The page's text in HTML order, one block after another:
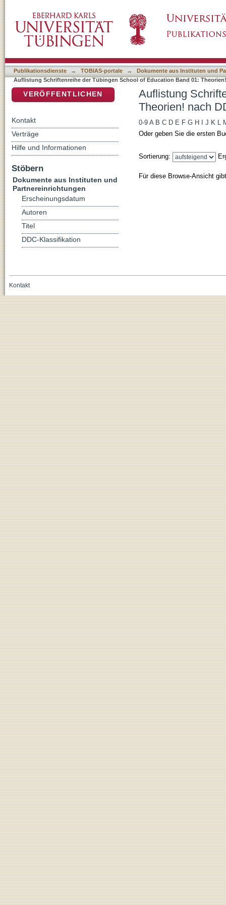
Klassifikation
Publikationsdienste → TOBIAS-portale →
Dokumente aus Instituten und
Auflistung Schriftenreihe der Tübingen School of Education Band 01:
Auflistung
Theorien! nach
0-9 A B C D E F G H J K L
Oder geben Sie die ersten
Sortierung:
Für diese Browse-Ansicht
VERÖFFENTLICHEN
Kontakt
Verträge
Hilfe und Informationen
Stöbern
Dokumente aus Instituten und
Partnereinrichtungen
Erscheinungsdatum
Autoren
Titel
DDC-Klassifikation
Kontakt